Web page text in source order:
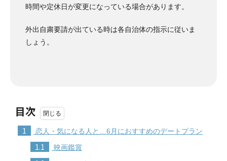
時間や定休日が変更になっている場合があります。
外出自粛要請が出ている時は各自治体の指示に従いま
しょう。
目次
1 恋人・気になる人と…6月におすすめのデートプラン
1.1 映画鑑賞